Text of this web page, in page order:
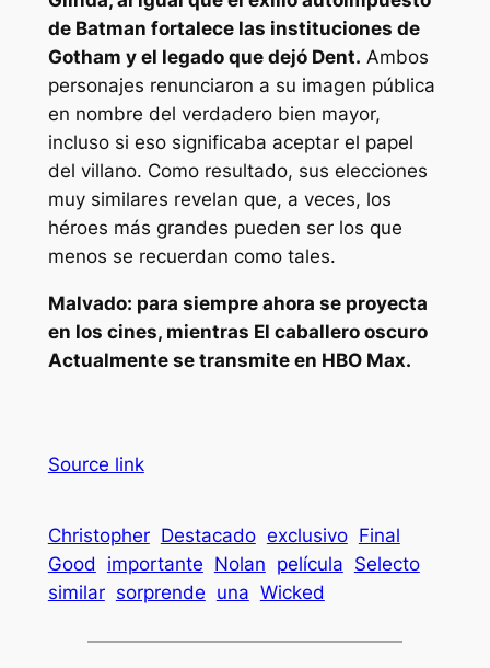
de Batman fortalece las instituciones de
Gotham y el legado que dejó Dent. Ambos
personajes renunciaron a su imagen pública
en nombre del verdadero bien mayor,
incluso si eso significaba aceptar el papel
del villano. Como resultado, sus elecciones
muy similares revelan que, a veces, los
héroes más grandes pueden ser los que
menos se recuerdan como tales.
Malvado: para siempreahora se proyecta
en los cines, mientras El caballero oscuro
Actualmente se transmite en HBO Max.
Source link
Christopher Destacado exclusivo Final
Good
importante Nolan película Selecto
similar sorprende una Wicked